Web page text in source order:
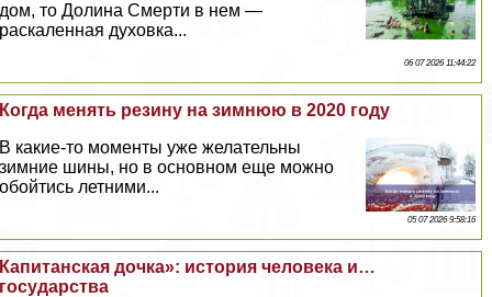
дом, то Долина Cмepти в нем —
раскаленная духовка...
06 07 2026 11:44:22
Когда менять резину на зимнюю в 2020 году
В какие-то моменты уже желательны
зимние шины, но в основном еще можно
обойтись летними...
05 07 2026 9:58:16
Капитанская дочка»: история человека и…
государства